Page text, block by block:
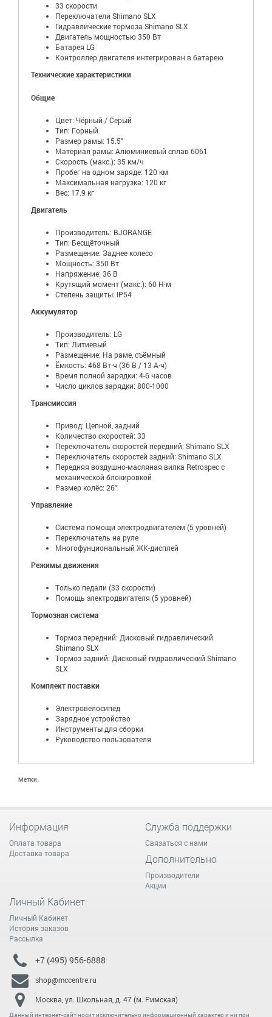
33 скорости
Переключатели Shimano SLX
Гидравлические тормоза Shimano SLX
Двигатель мощностью 350 Вт
Батарея LG
Контроллер двигателя интегрирован в батарею
Технические характеристики
Общие
Цвет: Чёрный / Серый
Тип: Горный
Размер рамы: 15.5"
Материал рамы: Алюминиевый сплав 6061
Скорость (макс.): 35 км/ч
Пробег на одном заряде: 120 км
Максимальная нагрузка: 120 кг
Вес: 17.9 кг
Двигатель
Производитель: BJORANGE
Тип: Бесщёточный
Размещение: Заднее колесо
Мощность: 350 Вт
Напряжение: 36 В
Крутящий момент (макс.): 60 Н·м
Степень защиты: IP54
Аккумулятор
Производитель: LG
Тип: Литиевый
Размещение: На раме, съёмный
Ёмкость: 468 Вт·ч (36 В / 13 А·ч)
Время полной зарядки: 4-6 часов
Число циклов зарядки: 800-1000
Трансмиссия
Привод: Цепной, задний
Количество скоростей: 33
Переключатель скоростей передний: Shimano SLX
Переключатель скоростей задний: Shimano SLX
Передняя воздушно-масляная вилка Retrospec с
механической блокировкой
Размер колёс: 26"
Управление
Система помощи электродвигателем (5 уровней)
Переключатель на руле
Многофунциональный ЖК-дисплей
Режимы движения
Только педали (33 скорости)
Помощь электродвигателя (5 уровней)
Тормозная система
Тормоз передний: Дисковый гидравлический
Shimano SLX
Тормоз задний: Дисковый гидравлический Shimano
SLX
Комплект поставки
Электровелосипед
Зарядное устройство
Инструменты для сборки
Руководство пользователя
Метки:
Информация
Оплата товара
Доставка товара
Служба поддержки
Связаться с нами
Дополнительно
Производители
Акции
Личный Кабинет
Личный Кабинет
История заказов
Рассылка
+7 (495) 956-6888
shop@mccentre.ru
Москва, ул. Школьная, д. 47 (м. Римская)
Данный интернет-сайт носит исключительно информационный характер и ни при